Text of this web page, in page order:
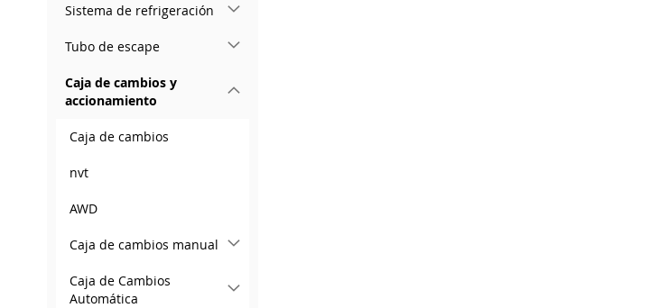
LIST
COMPARE
Sistema de refrigeración
Tubo de escape
Caja de cambios y
accionamiento
Caja de cambios
nvt
AWD
Caja de cambios manual
Caja de Cambios
Automática